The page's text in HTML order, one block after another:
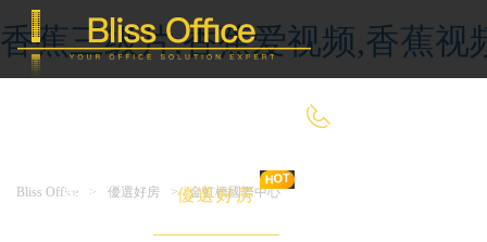
香蕉三级片,香蕉爱视频,香蕉视
首 頁 優選好房
Bliss Office > 優選好房 > 金虹橋國際中心